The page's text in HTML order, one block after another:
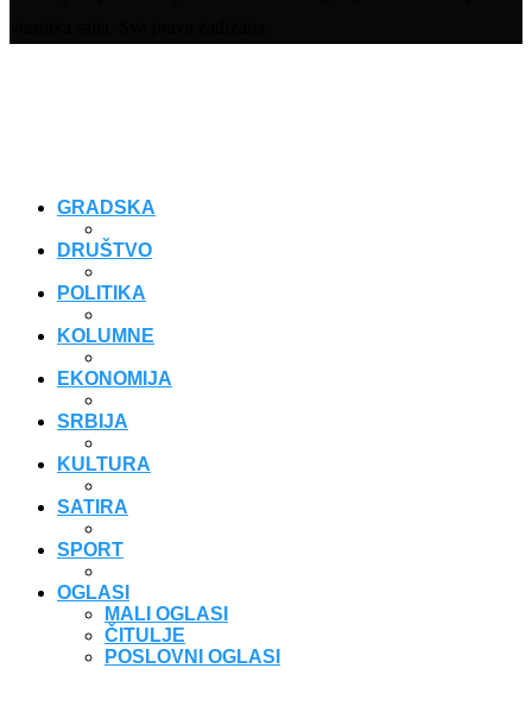
GRADSKA
DRUŠTVO
POLITIKA
KOLUMNE
EKONOMIJA
SRBIJA
KULTURA
SATIRA
SPORT
OGLASI
MALI OGLASI
ČITULJE
POSLOVNI OGLASI